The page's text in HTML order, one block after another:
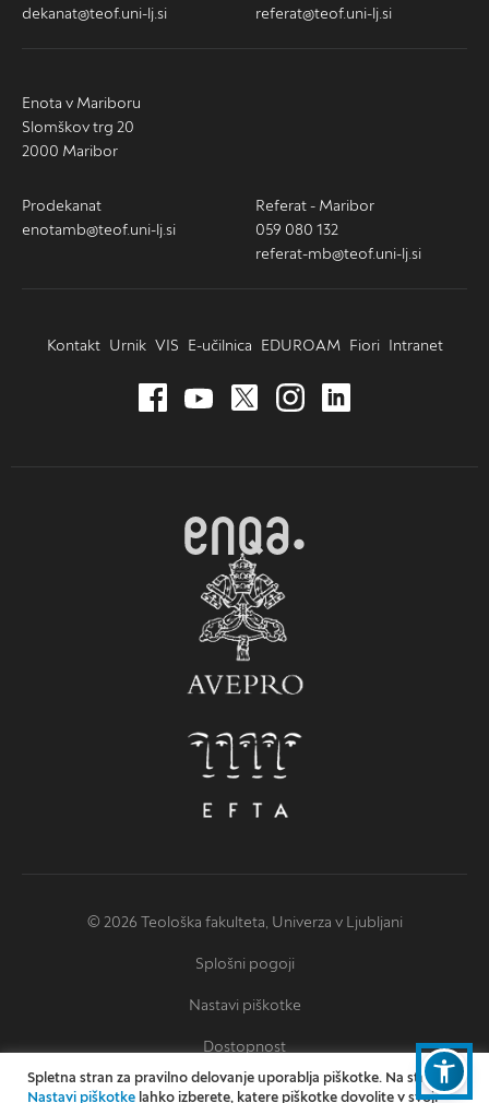
dekanat@teof.uni-lj.si
referat@teof.uni-lj.si
Enota v Mariboru
Slomškov trg 20
2000 Maribor
Prodekanat
enotamb@teof.uni-lj.si
Referat - Maribor
059 080 132
referat-mb@teof.uni-lj.si
Kontakt Urnik VIS E-učilnica EDUROAM Fiori Intranet
© 2026 Teološka fakulteta, Univerza v Ljubljani
Splošni pogoji
Nastavi piškotke
Dostopnost
Izjava o dostopnosti
Spletna stran za pravilno delovanje uporablja piškotke. Na strani
Nastavi piškotke lahko izberete, katere piškotke dovolite v svoji